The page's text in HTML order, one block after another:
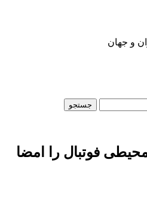
و جهان
محیطی فوتبال را امضا